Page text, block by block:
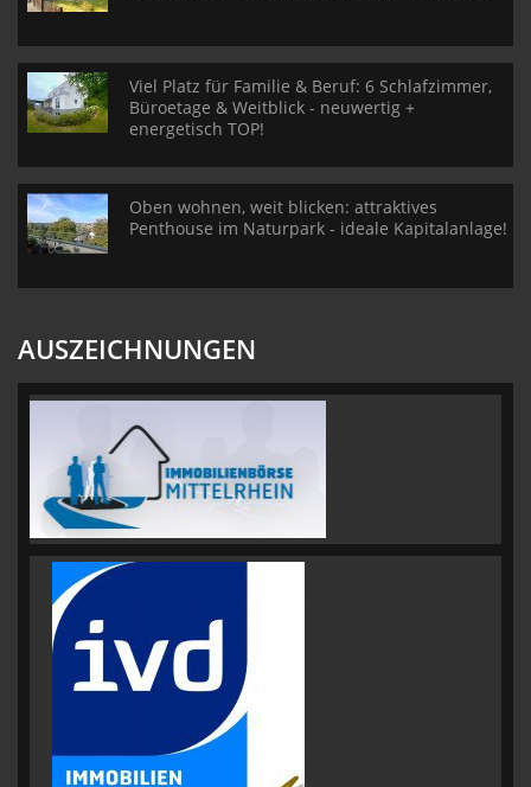
Viel Platz für Familie & Beruf: 6 Schlafzimmer,
Büroetage & Weitblick - neuwertig +
energetisch TOP!
Oben wohnen, weit blicken: attraktives
Penthouse im Naturpark - ideale Kapitalanlage!
AUSZEICHNUNGEN